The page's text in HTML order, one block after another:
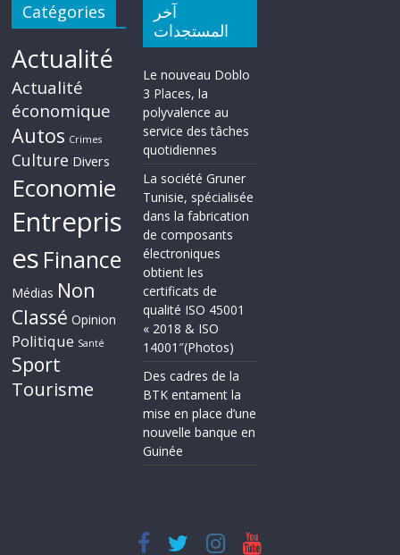
Catégories
Actualité
Actualité
économique
Autos Crimes
Culture Divers
Economie
Entrepris
es Finance
Médias Non
Classé Opinion
Politique Santé
Sport
Tourisme
آخر
المستجدات
Le nouveau Doblo
3 Places, la
polyvalence au
service des tâches
quotidiennes
La société Gruner
Tunisie, spécialisée
dans la fabrication
de composants
électroniques
obtient les
certificats de
qualité ISO 45001
« 2018 & ISO
14001″(Photos)
Des cadres de la
BTK entament la
mise en place d’une
nouvelle banque en
Guinée